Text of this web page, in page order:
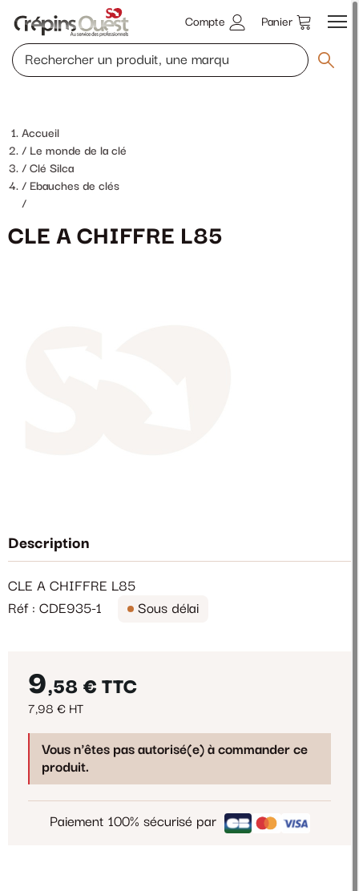
Compte Panier
Accueil
Le monde de la clé
Clé Silca
Ebauches de clés
/
CLE A CHIFFRE L85
Description
CLE A CHIFFRE L85
Réf : CDE935-1
Sous délai
9,58 € TTC
7,98 € HT
Vous n'êtes pas autorisé(e) à commander ce
produit.
Paiement 100% sécurisé par